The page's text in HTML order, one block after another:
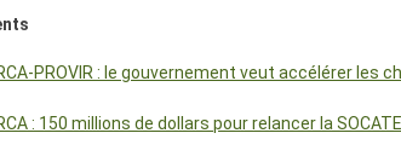
PROVIR : le gouvernement veut accélérer les
: 150 millions de dollars pour relancer la